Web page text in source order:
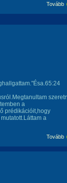
Tovább
a
prédikációit,hogy
a
Tovább